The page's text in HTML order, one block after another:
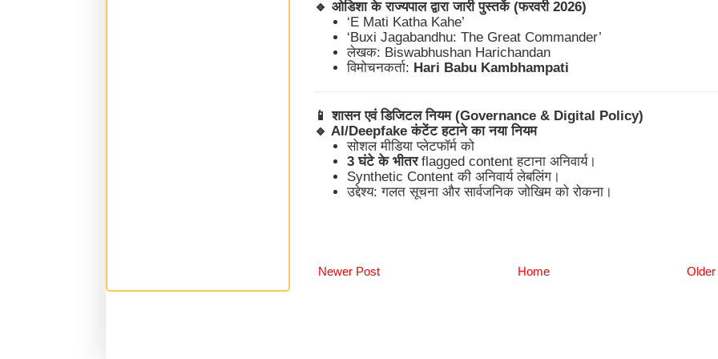
🔹 ओडिशा के राज्यपाल द्वारा जारी पुस्तकें (फरवरी 2026)
‘E Mati Katha Kahe’
‘Buxi Jagabandhu: The Great Commander’
लेखक: Biswabhushan Harichandan
विमोचनकर्ता: Hari Babu Kambhampati
📱
शासन एवं डिजिटल नियम (Governance & Digital Policy)
🔹 AI/Deepfake कंटेंट हटाने का नया नियम
सोशल मीडिया प्लेटफॉर्म को
3 घंटे के भीतरflagged content हटाना अनिवार्य।
Synthetic Content की अनिवार्य लेबलिंग।
उद्देश्य: गलत सूचना और सार्वजनिक जोखिम को रोकना।
Newer Post Home